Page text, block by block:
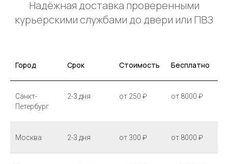
Надёжная доставка проверенными
курьерскими службами до двери или ПВЗ
Город Срок Стоимость Бесплатно
Санкт-
Петербург
2-3 дня от 250 ₽ от 8000 ₽
Москва 2-3 дня от 300 ₽ от 8000 ₽